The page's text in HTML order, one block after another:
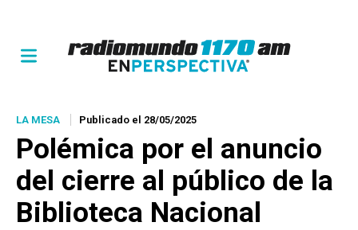
LA MESA Publicado el 28/05/2025
Polémica por el anuncio
del cierre al público de la
Biblioteca Nacional